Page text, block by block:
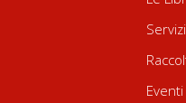
Eventi